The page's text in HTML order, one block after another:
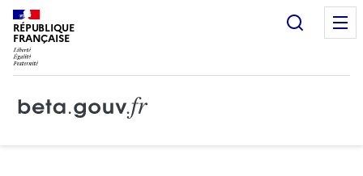
RÉPUBLIQUE
FRANÇAISE